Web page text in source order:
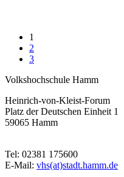
1
2
3
Volkshochschule Hamm
Heinrich-von-Kleist-Forum
Platz der Deutschen Einheit 1
59065 Hamm
Tel: 02381 175600
E-Mail: vhs(at)stadt.hamm.de